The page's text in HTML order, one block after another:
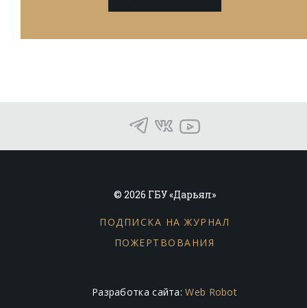
© 2026 ГБУ «Дарьял»
ПОДПИСКА НА ЖУРНАЛ
ПОЖЕРТВОВАНИЯ
Разработка сайта:Web Robot